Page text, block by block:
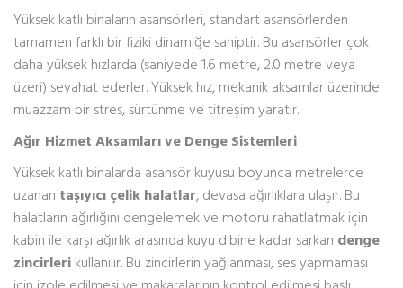
Yüksek katlı binaların asansörleri, standart asansörlerden
tamamen farklı bir fiziki dinamiğe sahiptir. Bu asansörler çok
daha yüksek hızlarda (saniyede 1.6 metre, 2.0 metre veya
üzeri) seyahat ederler. Yüksek hız, mekanik aksamlar üzerinde
muazzam bir stres, sürtünme ve titreşim yaratır.
Ağır Hizmet Aksamları ve Denge Sistemleri
Yüksek katlı binalarda asansör kuyusu boyunca metrelerce
uzanan taşıyıcı çelik halatlar, devasa ağırlıklara ulaşır. Bu
halatların ağırlığını dengelemek ve motoru rahatlatmak için
kabin ile karşı ağırlık arasında kuyu dibine kadar sarkan denge
zincirleri kullanılır. Bu zincirlerin yağlanması, ses yapmaması